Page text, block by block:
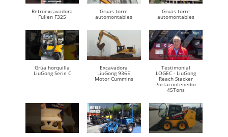
Retroexcavadora
Fullen F325
Gruas torre
automontables
Gruas torre
automontables
Grúa horquilla
LiuGong Serie C
Excavadora
LiuGong 936E
Motor Cummins
Testimonial
LOGEC - LiuGong
Reach Stacker
Portacontenedor
45Tons